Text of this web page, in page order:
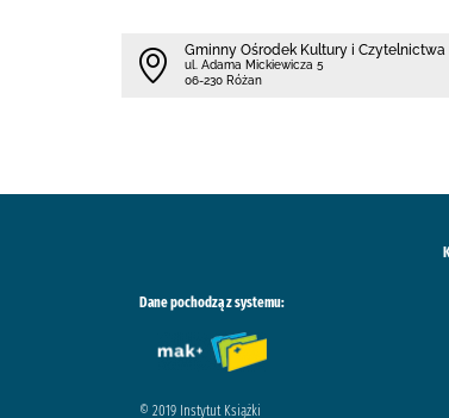
Gminny Ośrodek Kultury i Czytelnictwa
ul. Adama Mickiewicza 5
06-230 Różan
Dane pochodzą z systemu:
© 2019 Instytut Książki